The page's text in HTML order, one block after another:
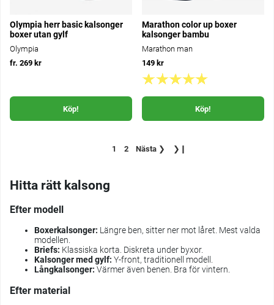
Olympia herr basic kalsonger
boxer utan gylf
Olympia
fr. 269 kr
Köp!
Marathon color up boxer
kalsonger bambu
Marathon man
149 kr
Köp!
1 2 Nästa ❯ ❯❙
Hitta rätt kalsong
Efter modell
Boxerkalsonger: Längre ben, sitter ner mot låret. Mest valda
modellen.
Briefs: Klassiska korta. Diskreta under byxor.
Kalsonger med gylf: Y-front, traditionell modell.
Långkalsonger: Värmer även benen. Bra för vintern.
Efter material